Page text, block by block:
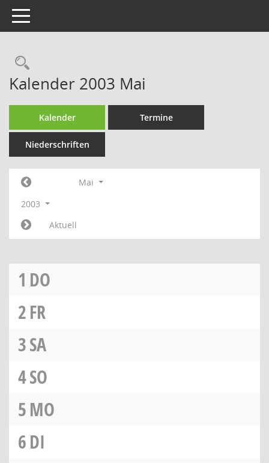
Toggle navigation
Rechercheauswahl
Kalender 2003 Mai
Kalender Termine
Niederschriften
Mai
2003
Aktuell
1 DO
2FR
3SA
4SO
5MO
6DI